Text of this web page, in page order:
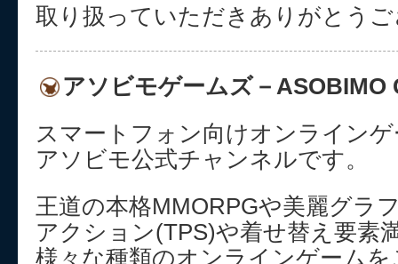
取り扱っていただきありがとう
アソビモゲームズ－ASOBIMO
スマートフォン向けオンライン
アソビモ公式チャンネルです。
王道の本格MMORPGや美麗グラ
アクション(TPS)や着せ替え要素
様々な種類のオンラインゲーム